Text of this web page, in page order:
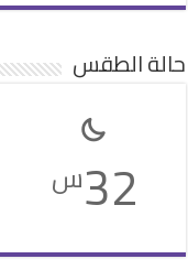
حالة الطقس
32س